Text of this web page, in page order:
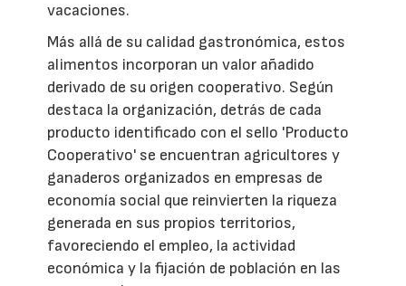
vacaciones.
Más allá de su calidad gastronómica, estos
alimentos incorporan un valor añadido
derivado de su origen cooperativo. Según
destaca la organización, detrás de cada
producto identificado con el sello 'Producto
Cooperativo' se encuentran agricultores y
ganaderos organizados en empresas de
economía social que reinvierten la riqueza
generada en sus propios territorios,
favoreciendo el empleo, la actividad
económica y la fijación de población en las